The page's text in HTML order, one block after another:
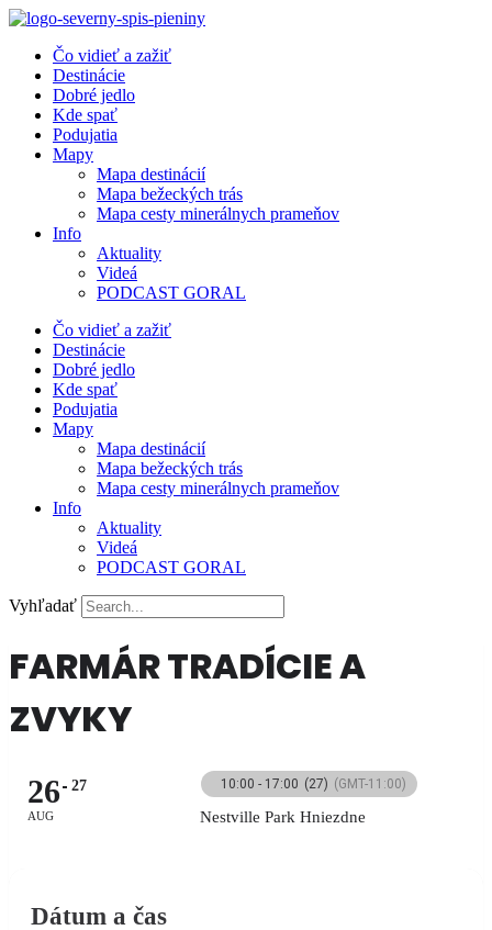
Preskočiť
obsah
Čo vidieť a zažiť
Destinácie
Dobré jedlo
Kde spať
Podujatia
Mapy
Mapa destinácií
Mapa bežeckých trás
Mapa cesty minerálnych prameňov
Info
Aktuality
Videá
PODCAST GORAL
Čo vidieť a zažiť
Destinácie
Dobré jedlo
Kde spať
Podujatia
Mapy
Mapa destinácií
Mapa bežeckých trás
Mapa cesty minerálnych prameňov
Info
Aktuality
Videá
PODCAST GORAL
Vyhľadať
FARMÁR TRADÍCIE A
ZVYKY
26
AUG
27 10:00 - 17:00 (27) (GMT-11:00)
Nestville Park Hniezdne
Dátum a čas